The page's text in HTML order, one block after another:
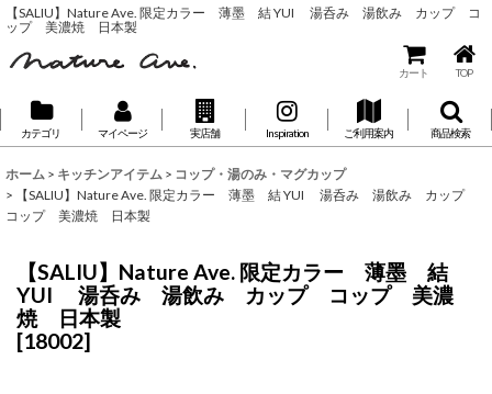
【SALIU】Nature Ave. 限定カラー 薄墨 結 YUI 湯呑み 湯飲み カップ コ
ップ 美濃焼 日本製
カート TOP
カテゴリ マイページ 実店舗 Inspiration ご利用案内 商品検索
ホーム > キッチンアイテム > コップ・湯のみ・マグカップ
>
【SALIU】Nature Ave. 限定カラー 薄墨 結 YUI 湯呑み 湯飲み カップ
コップ 美濃焼 日本製
【SALIU】Nature Ave. 限定カラー 薄墨 結
YUI 湯呑み 湯飲み カップ コップ 美濃
焼 日本製
[18002]